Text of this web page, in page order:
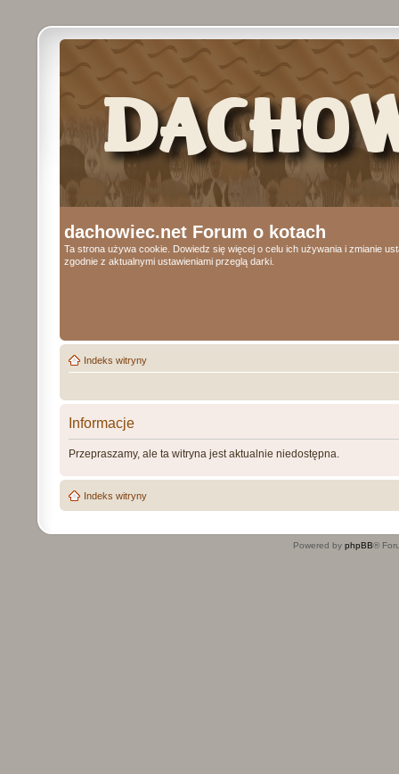
dachowiec.net Forum o kotach
Ta strona używa cookie. Dowiedz się więcej o celu ich używania i zmianie
zgodnie z aktualnymi ustawieniami przeglą darki.
Indeks witryny
Informacje
Przepraszamy, ale ta witryna jest aktualnie niedostępna.
Indeks witryny
Powered by phpBB®